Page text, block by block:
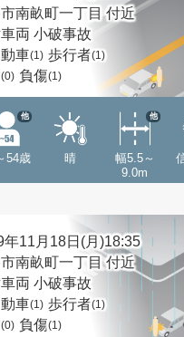
南畝町一丁目 付近
車両 小破事故
車(1) 歩行者(1)
(0) 負傷(1)
54歳
他
晴
幅5.5～
9.0m
他
年11月18日(月)18:35
南畝町一丁目 付近
車両 小破事故
車(1) 歩行者(1)
(0) 負傷(1)